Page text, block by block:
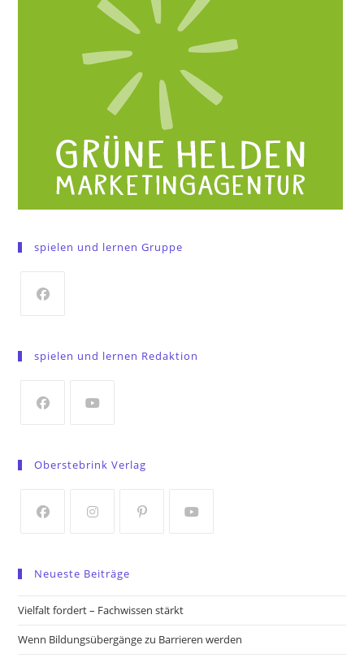
spielen und lernen Gruppe
a
tab
spielen und lernen Redaktion
a
tab
tab
Oberstebrink Verlag
a
new
new
a
new
new
Neueste Beiträge
Vielfalt fordert – Fachwissen stärkt
Wenn Bildungsübergänge zu Barrieren werden